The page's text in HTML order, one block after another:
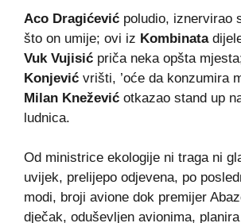
Aco Dragićević poludio, iznervirao
što on umije; ovi iz Kombinata
Vuk Vujisić priča neka opšta
Konjević vrišti, ’oće da konzumira
Milan Knežević otkazao stand up
ludnica.
Od ministrice ekologije ni traga ni
uvijek, prelijepo odjevena, po
modi, broji avione dok premijer
dječak, oduševljen avionima,